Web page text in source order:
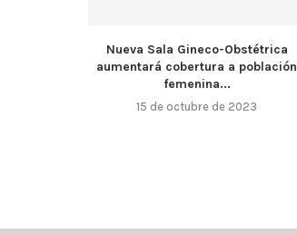
Nueva Sala Gineco-Obstétrica
aumentará cobertura a población
femenina...
15 de octubre de 2023